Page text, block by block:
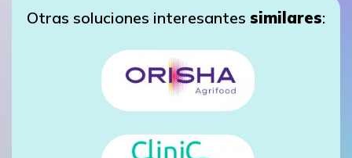
Otras soluciones interesantes similares: